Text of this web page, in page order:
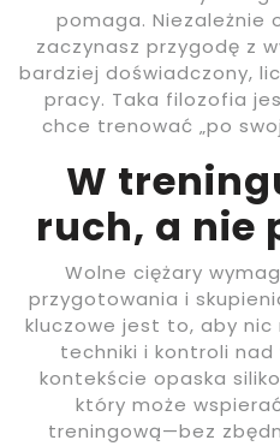
pomaga. Niezależnie
zaczynasz przygodę z
bardziej doświadczony,
pracy. Taka filozofia
chce trenować „po
W
ruch, a nie
Wolne ciężary
przygotowania i
kluczowe jest to, aby nic
techniki i kontroli nad
kontekście opaska
który może
treningową—bez